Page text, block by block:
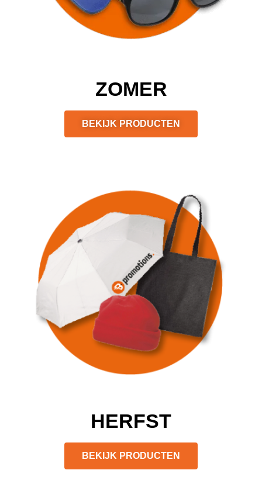
ZOMER
BEKIJK PRODUCTEN
HERFST
BEKIJK PRODUCTEN